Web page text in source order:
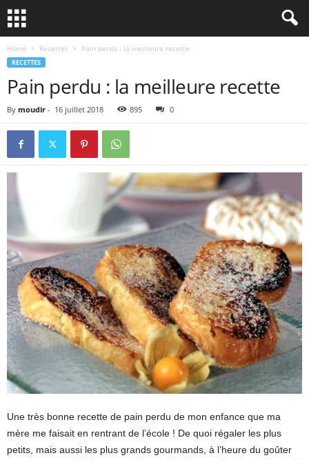
Home Recettes Pain perdu : la meilleure recette
RECETTES
Pain perdu : la meilleure recette
By moudir - 16 juillet 2018 895 0
Une très bonne recette de pain perdu de mon enfance que ma
mère me faisait en rentrant de l’école ! De quoi régaler les plus
petits, mais aussi les plus grands gourmands, à l’heure du goûter